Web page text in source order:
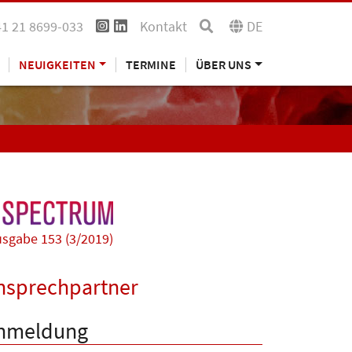
21 8699-033 Kontakt DE
NEUIGKEITEN TERMINE ÜBER UNS
153 (3/2019)